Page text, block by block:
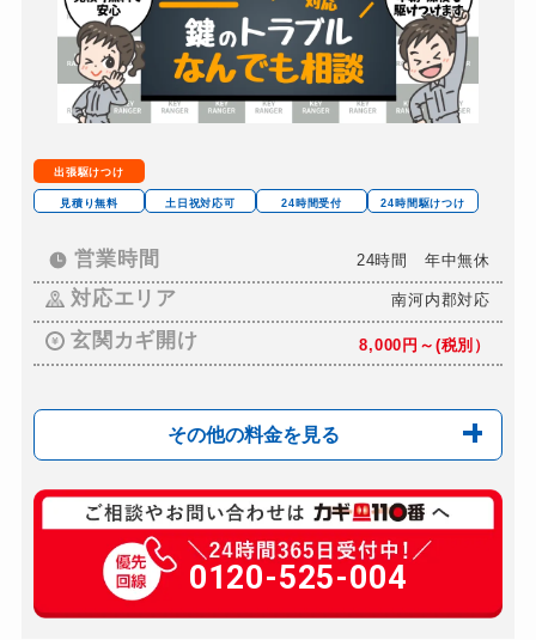
金庫カギ修理 11,000円～(税込)
金庫カギ交換 11,000円～(税込)
出張駆けつけ
見積り無料 土日祝対応可 24時間受付 24時間駆けつけ
営業時間 24時間 年中無休
対応エリア 南河内郡対応
玄関カギ開け 8,000円～(税別）
その他の料金を見る
玄関カギ修理 7,000円～(税別）
玄関カギ作成 8,000円～(税別）
玄関カギ交換 10,000円～(税別）
0120-525-004